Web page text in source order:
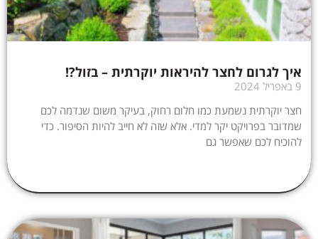
איך לגרום לחצר להיראות יוקרתית – בזול?!
9 באפריל 2024
חצר יוקרתית נשמעת כמו חלום רחוק, בעיקר משום שנדמה לכם
שמדובר בפרויקט יקר למדי. אלא שזה לא חייב להיות הסיפור. כדי
להוכיח לכם שאפשר גם